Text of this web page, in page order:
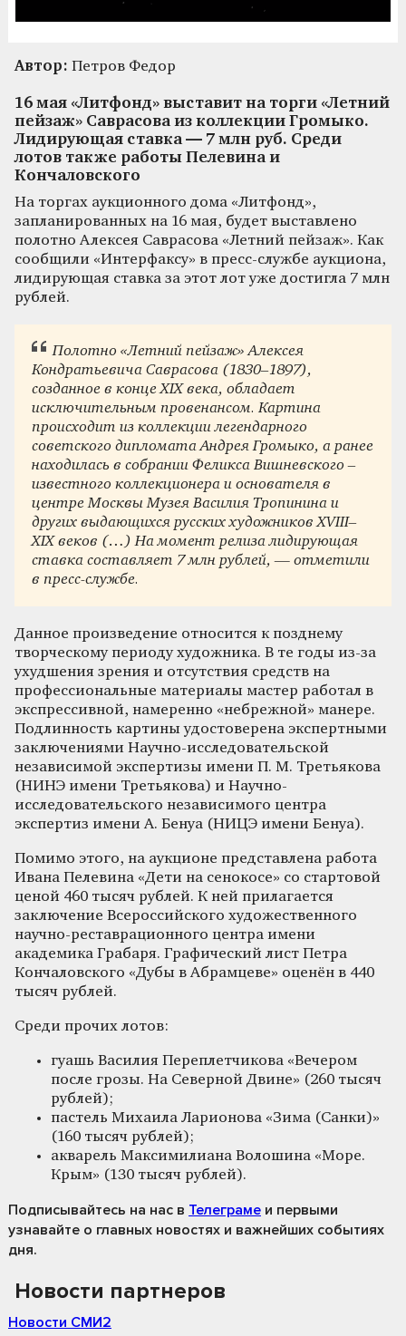
Автор: Петров Федор
16 мая «Литфонд» выставит на торги «Летний
пейзаж» Саврасова из коллекции Громыко.
Лидирующая ставка — 7 млн руб. Среди
лотов также работы Пелевина и
Кончаловского
На торгах аукционного дома «Литфонд»,
запланированных на 16 мая, будет выставлено
полотно Алексея Саврасова «Летний пейзаж». Как
сообщили «Интерфаксу» в пресс-службе аукциона,
лидирующая ставка за этот лот уже достигла 7 млн
рублей.
Полотно «Летний пейзаж» Алексея
Кондратьевича Саврасова (1830–1897),
созданное в конце XIX века, обладает
исключительным провенансом. Картина
происходит из коллекции легендарного
советского дипломата Андрея Громыко, а ранее
находилась в собрании Феликса Вишневского –
известного коллекционера и основателя в
центре Москвы Музея Василия Тропинина и
других выдающихся русских художников XVIII–
XIX веков (…) На момент релиза лидирующая
ставка составляет 7 млн рублей, — отметили
в пресс-службе.
Данное произведение относится к позднему
творческому периоду художника. В те годы из-за
ухудшения зрения и отсутствия средств на
профессиональные материалы мастер работал в
экспрессивной, намеренно «небрежной» манере.
Подлинность картины удостоверена экспертными
заключениями Научно-исследовательской
независимой экспертизы имени П. М. Третьякова
(НИНЭ имени Третьякова) и Научно-
исследовательского независимого центра
экспертиз имени А. Бенуа (НИЦЭ имени Бенуа).
Помимо этого, на аукционе представлена работа
Ивана Пелевина «Дети на сенокосе» со стартовой
ценой 460 тысяч рублей. К ней прилагается
заключение Всероссийского художественного
научно-реставрационного центра имени
академика Грабаря. Графический лист Петра
Кончаловского «Дубы в Абрамцеве» оценён в 440
тысяч рублей.
Среди прочих лотов:
гуашь Василия Переплетчикова «Вечером
после грозы. На Северной Двине» (260 тысяч
рублей);
пастель Михаила Ларионова «Зима (Санки)»
(160 тысяч рублей);
акварель Максимилиана Волошина «Море.
Крым» (130 тысяч рублей).
Подписывайтесь на нас в Телеграме и первыми
узнавайте о главных новостях и важнейших событиях
дня.
Новости партнеров
Новости СМИ2